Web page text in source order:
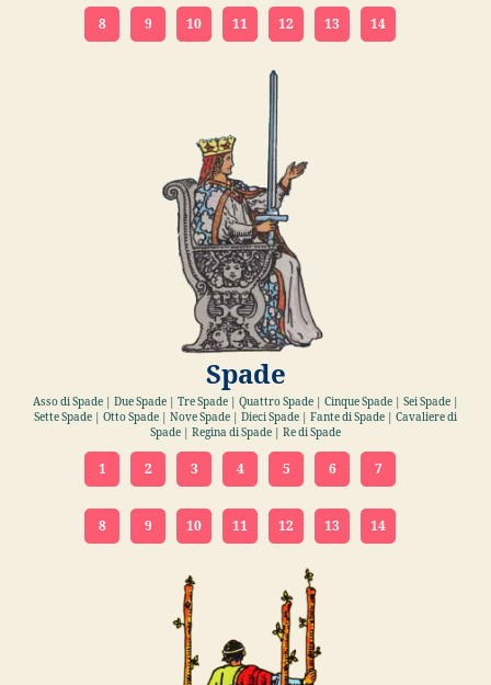
8 9 10 11 12 13 14
Spade
Asso di Spade | Due Spade | Tre Spade | Quattro Spade | Cinque Spade | Sei Spade |
Sette Spade | Otto Spade | Nove Spade | Dieci Spade | Fante di Spade | Cavaliere di
Spade | Regina di Spade | Re di Spade
1 2 3 4 5 6 7
8 9 10 11 12 13 14